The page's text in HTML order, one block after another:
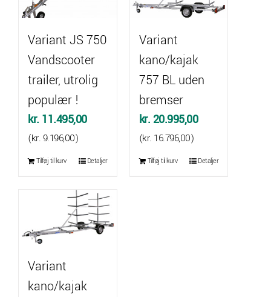
Variant JS 750
Vandscooter
trailer, utrolig
populær !
kr. 11.495,00
(kr.9.196,00)
Tilføj til kurv Detaljer
Variant
kano/kajak
757 BL uden
bremser
kr.20.995,00
(kr. 16.796,00)
Tilføj til kurv Detaljer
Variant
kano/kajak